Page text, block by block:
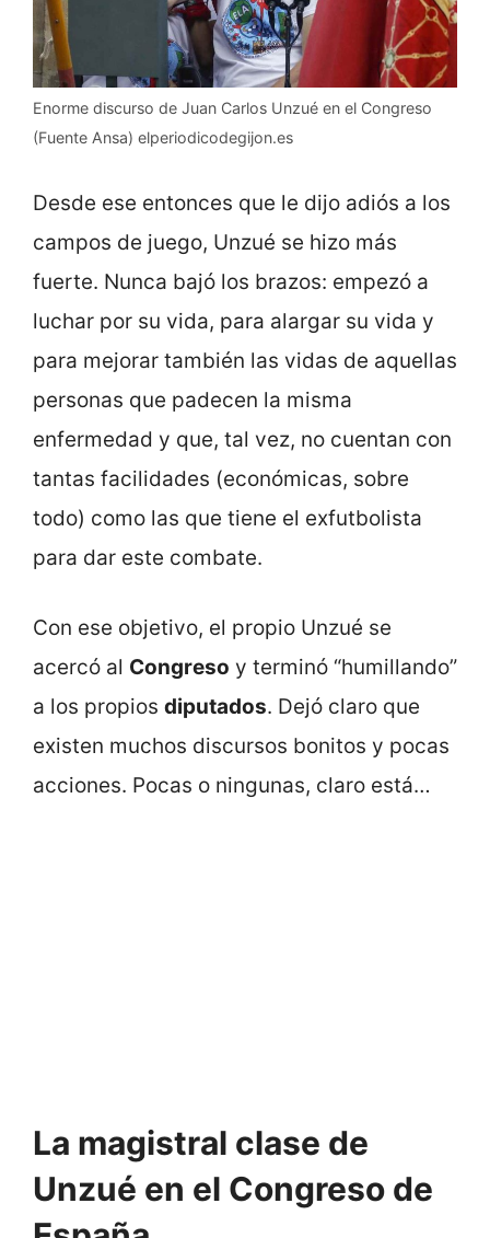
Enorme discurso de Juan Carlos Unzué en el Congreso
(Fuente Ansa) elperiodicodegijon.es
Desde ese entonces que le dijo adiós a los
campos de juego, Unzué se hizo más
fuerte. Nunca bajó los brazos: empezó a
luchar por su vida, para alargar su vida y
para mejorar también las vidas de aquellas
personas que padecen la misma
enfermedad y que, tal vez, no cuentan con
tantas facilidades (económicas, sobre
todo) como las que tiene el exfutbolista
para dar este combate.
Con ese objetivo, el propio Unzué se
acercó al Congreso y terminó “humillando”
a los propios diputados. Dejó claro que
existen muchos discursos bonitos y pocas
acciones. Pocas o ningunas, claro está…
La magistral clase de
Unzué en el Congreso de